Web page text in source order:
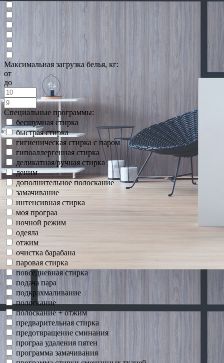
Максимальная загрузка белья, кг:
от
до
Специальные программы:
бесшумная стирка
быстрая стирка
гигиеническая стирка с паром
гипоаллергенная стирка
деликатная/ручная стирка
деним
дополнительное полоскание
замачивание
интенсивная стирка
моя програа
ночной режим
одеяла
отжим
очистка барабана
паровая стирка
повседневная стирка
подача пара
подкрахмаливание
полоскание
полоскание + отжим
предварительная стирка
предотвращение сминания
програа удаления пятен
программа замачивания